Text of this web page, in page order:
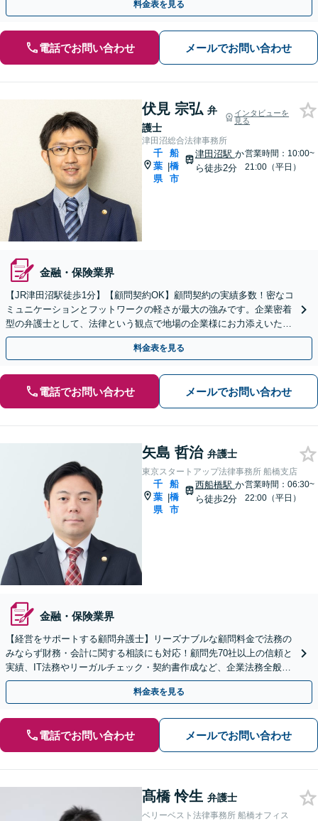
料金表を見る
電話でお問い合わせ メールでお問い合わせ
伏見 宗弘 弁
護士
インタビューを
見る
津田沼総合法律事務所
千
葉
県
|
船
橋
市
津田沼駅 か
ら徒歩2分
営業時間：10:00~
21:00（平日）
金融・保険業界
【JR津田沼駅徒歩1分】【顧問契約OK】顧問契約の実績多数！密なコ
ミュニケーションとフットワークの軽さが最大の強みです。企業密着
型の弁護士として、法律という観点で地場の企業様にお力添えいたし
ます【初回相談無料 】【着手金無料あり】
料金表を見る
電話でお問い合わせ メールでお問い合わせ
矢島 哲治 弁護士
東京スタートアップ法律事務所 船橋支店
千
葉
県
|
船
橋
市
西船橋駅 か
ら徒歩2分
営業時間：06:30~
22:00（平日）
金融・保険業界
【経営をサポートする顧問弁護士】リーズナブルな顧問料金で法務の
みならず財務・会計に関する相談にも対応！顧問先70社以上の信頼と
実績、IT法務やリーガルチェック・契約書作成など、企業法務全般に
ついてお気軽にご相談ください。
料金表を見る
電話でお問い合わせ メールでお問い合わせ
髙橋 怜生 弁護士
ベリーベスト法律事務所 船橋オフィス